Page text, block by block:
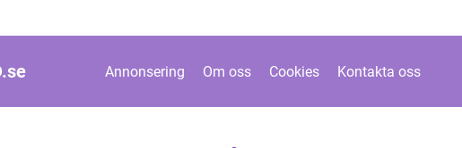
se Annonsering Om oss Cookies Kontakta oss